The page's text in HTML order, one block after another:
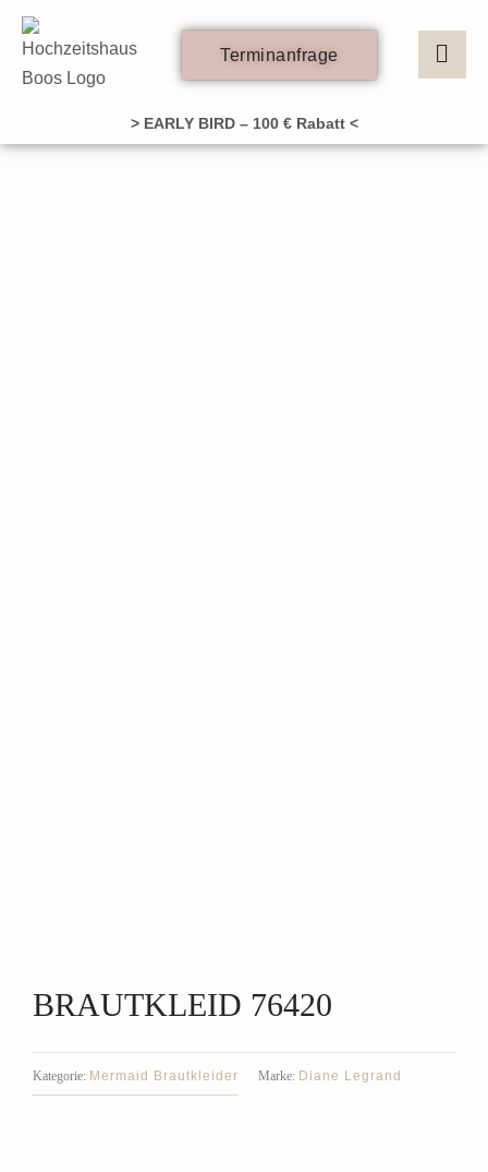
Zum
Inhalt
springen
Terminanfrage
> EARLY BIRD – 100 € Rabatt <
BRAUTKLEID 76420
Kategorie: Mermaid Brautkleider Marke: Diane Legrand